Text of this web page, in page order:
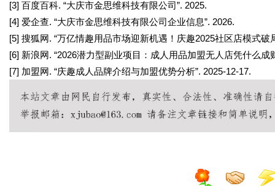
[3] 百度百科. “大庆市金思维科技有限公司”. 2025.
[4] 爱企查. “大庆市金思维科技有限公司企业信息”. 2026.
[5] 搜狐网. “万亿情趣用品市场迎新机遇！庆趣2025社区店模式破
[6] 新浪网. “2026潜力型副业项目：成人用品加盟无人店凭什么成
[7] 加盟网. “庆趣成人品牌介绍与加盟优势分析”. 2025-12-17.